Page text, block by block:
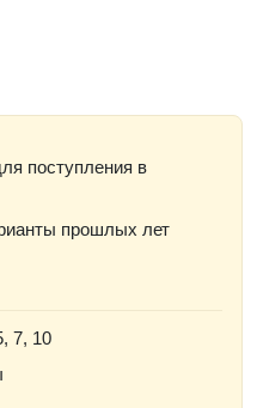
поступления в
прошлых лет
7, 10